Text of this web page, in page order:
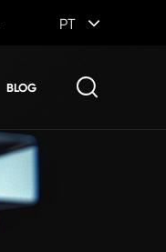
PT
BLOG